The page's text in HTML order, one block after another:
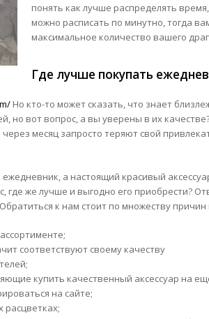
понять как лучше распределять
можно расписать по минутно, тогда
максимальное количество вашего
Где лучше покупать
Но кто-то может сказать, что знает
но вот вопрос, а вы уверены в их
месяц запросто теряют свой
а настоящий красивый
где же лучше и выгодно его приобрести?
к нам стоит по множеству
соответствуют своему качеству
купить качественный аксессуар на
на сайте;